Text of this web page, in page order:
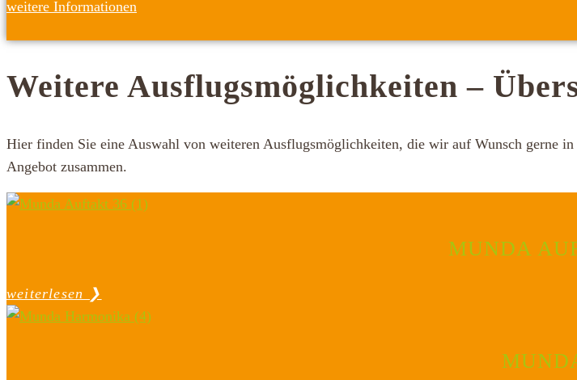
weitere Informationen
Weitere Ausflugsmöglichkeiten –
Hier finden Sie eine Auswahl von weiteren Ausflugsmöglichkeiten, die wir auf Wunsch gerne
Angebot zusammen.
MUNDA
weiterlesen ❯